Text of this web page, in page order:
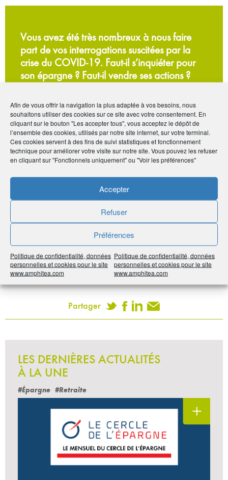
Afin de vous offrir la navigation la plus adaptée à vos besoins, nous
souhaitons utiliser des cookies sur ce site avec votre consentement. En
cliquant sur le bouton "Les accepter tous", vous acceptez le dépôt de
l’ensemble des cookies, utilisés par notre site internet, sur votre terminal.
Ces cookies servent à des fins de suivi statistiques et fonctionnement
technique pour améliorer votre visite sur notre site. Vous pouvez les refuser
en cliquant sur "Fonctionnels uniquement" ou "Voir les préférences"
Accepter
Refuser
Préférences
Politique de confidentialité, données
personnelles et cookies pour le site
www.amphitea.com
Politique de confidentialité, données
personnelles et cookies pour le site
www.amphitea.com
Vous avez été très nombreux à nous faire
part de vos interrogations suscitées par la
crise du COVID-19. Faut-il s’inquiéter pour
son épargne ? Faut-il vendre ses actions ?
accompagner ses clients ?
Pour vous apporter des réponses, AMPHITÉA
a mobilisé trois experts qui s’expriment dans
des courtes vidéos, déclinaison d’AMPHITÉA
échos, notre nouvelle émission de Web TV.
humancom & Gilles Di Nardo
Publié le :7 avril 2020
Noter 0/5 0votes
Imprimer
Partager
LES DERNIÈRES ACTUALITÉS
À LA UNE
#Épargne #Retraite